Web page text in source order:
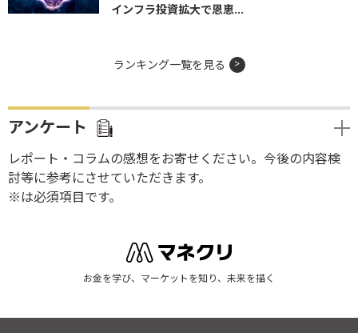
インフラ投資拡大で恩恵...
ランキング一覧を見る
アンケート
レポート・コラムの感想をお寄せください。今後の内容検
討等に参考にさせていただきます。
※は必須項目です。
お金を学び、マーケットを知り、未来を描く